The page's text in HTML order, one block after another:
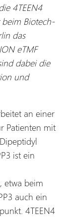
4TEEN4
Biotech-
das
eTMF
dabei die
und
an einer
Patienten mit
ist ein
etwa beim
auch ein
4TEEN4